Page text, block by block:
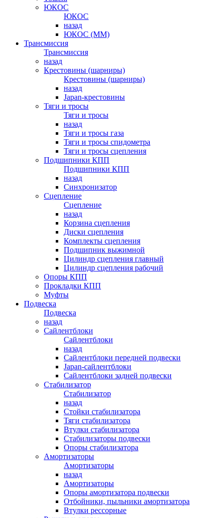
ЮКОС
ЮКОС
назад
ЮКОС (ММ)
Трансмиссия
Трансмиссия
назад
Крестовины (шарниры)
Крестовины (шарниры)
назад
Japan-крестовины
Тяги и тросы
Тяги и тросы
назад
Тяги и тросы газа
Тяги и тросы спидометра
Тяги и тросы сцепления
Подшипники КПП
Подшипники КПП
назад
Синхронизатор
Сцепление
Сцепление
назад
Корзина сцепления
Диски сцепления
Комплекты сцепления
Подшипник выжимной
Цилиндр сцепления главный
Цилиндр сцепления рабочий
Опоры КПП
Прокладки КПП
Муфты
Подвеска
Подвеска
назад
Сайлентблоки
Сайлентблоки
назад
Сайлентблоки передней подвески
Japan-сайлентблоки
Сайлентблоки задней подвески
Стабилизатор
Стабилизатор
назад
Стойки стабилизатора
Тяги стабилизатора
Втулки стабилизатора
Стабилизаторы подвески
Опоры стабилизатора
Амортизаторы
Амортизаторы
назад
Амортизаторы
Опоры амортизатора подвески
Отбойники, пыльники амортизатора
Втулки рессорные